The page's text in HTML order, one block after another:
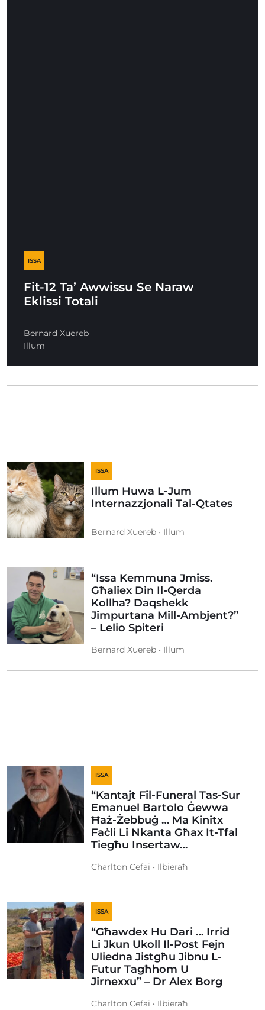
ISSA
Fit-12 Ta’ Awwissu Se Naraw
Eklissi Totali
Bernard Xuereb
Illum
ISSA
Illum Huwa L-Jum
Internazzjonali Tal-Qtates
Bernard Xuereb • Illum
“Issa Kemmuna Jmiss.
Għaliex Din Il-Qerda
Kollha? Daqshekk
Jimpurtana Mill-Ambjent?”
– Lelio Spiteri
Bernard Xuereb • Illum
ISSA
“Kantajt Fil-Funeral Tas-Sur
Emanuel Bartolo Ġewwa
Ħaż-Żebbuġ … Ma Kinitx
Faċli Li Nkanta Għax It-Tfal
Tiegħu Insertaw…
Charlton Cefai • Ilbieraħ
ISSA
“Għawdex Hu Dari … Irrid
Li Jkun Ukoll Il-Post Fejn
Uliedna Jistgħu Jibnu L-
Futur Tagħhom U
Jirnexxu” – Dr Alex Borg
Charlton Cefai • Ilbieraħ